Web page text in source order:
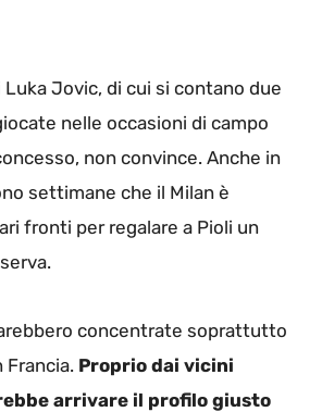
Jovic, di cui si contano due
nelle occasioni di campo
non convince. Anche in
settimane che il Milan è
fronti per regalare a Pioli un
concentrate soprattutto
Francia. Proprio dai vicini
arrivare il profilo giusto